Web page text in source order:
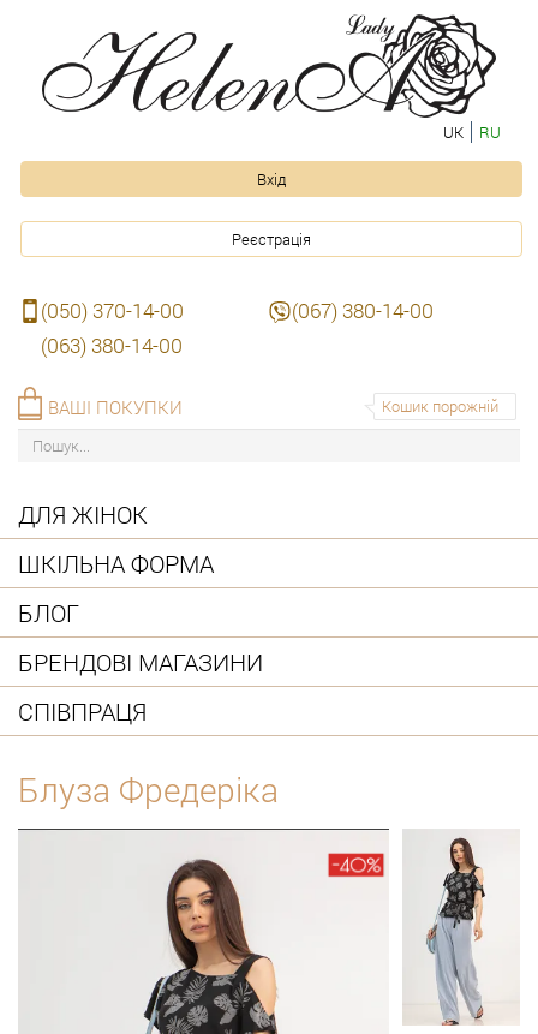
UK RU
Вхід
Реєстрація
(050) 370-14-00
(067) 380-14-00
(063) 380-14-00
Кошик порожній
ВАШІ ПОКУПКИ
ДЛЯ ЖІНОК
ШКІЛЬНА ФОРМА
БЛОГ
БРЕНДОВІ МАГАЗИНИ
СПІВПРАЦЯ
Блуза Фредеріка